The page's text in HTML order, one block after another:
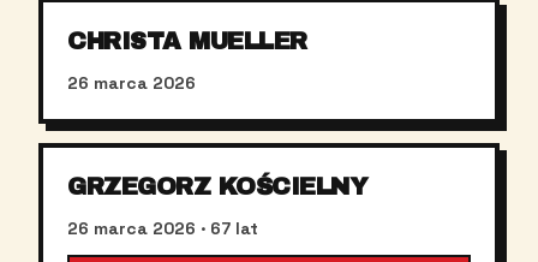
CHRISTA MUELLER
26 marca 2026
GRZEGORZ KOŚCIELNY
26 marca 2026 · 67 lat